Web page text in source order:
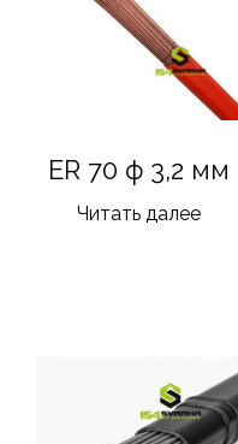
ER 70 ф 3,2 мм
Читать далее